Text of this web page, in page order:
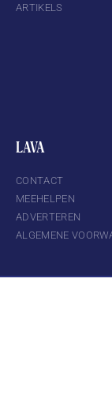
ARTIKELS
LAVA
CONTACT
MEEHELPEN
ADVERTEREN
ALGEMENE